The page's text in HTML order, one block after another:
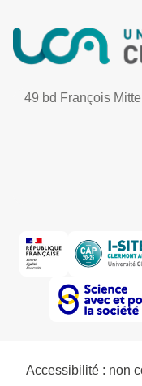
49 bd François
Accessibilité : non